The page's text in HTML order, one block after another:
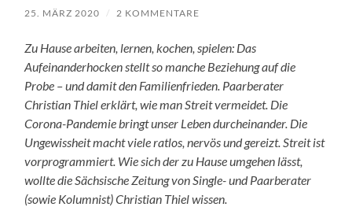
25. MÄRZ 2020 / 2 KOMMENTARE
Zu Hause arbeiten, lernen, kochen, spielen: Das
Aufeinanderhocken stellt so manche Beziehung auf die
Probe – und damit den Familienfrieden. Paarberater
Christian Thiel erklärt, wie man Streit vermeidet. Die
Corona-Pandemie bringt unser Leben durcheinander. Die
Ungewissheit macht viele ratlos, nervös und gereizt. Streit ist
vorprogrammiert. Wie sich der zu Hause umgehen lässt,
wollte die Sächsische Zeitung von Single- und Paarberater
(sowie Kolumnist) Christian Thiel wissen.